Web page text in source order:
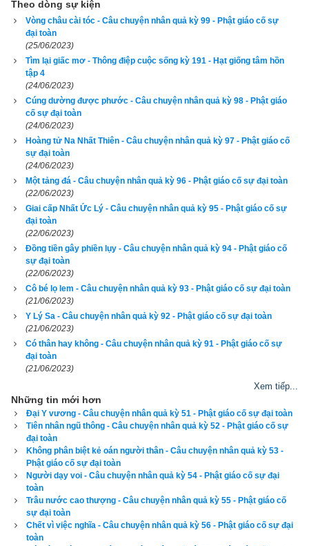
tàm quý, hối hận. Nhờ một niệm thiện tâm hối cải ấy nên các
khổ báo bi thảm của địa ngục đã kết thúc mau lẹ.
Tuy bỏ được cái khổ địa ngục, nhưng con phải sinh ra làm
một người thấp lùn, xấu xí, ai thấy cũng ghét bỏ, xa lánh, thậm
chí còn không tiếc lời chửi rủa. Con phải mang thân xấu xí
như thế qua mấy kiếp mới xả bỏ được.
Rồi trong một kiếp sau đó, may mắn gặp lúc đức Như Lai Ca
Diếp ra đời, nhưng tuy con đã thoát được thân người xấu xí
khó coi, lại phải sinh làm thân quạ. Trong các loài chim thì quạ
là giống chim thường bị người ta ghét bỏ nhất, vì tiếng kêu
của nó rất khó nghe, lại còn có rất nhiều người mê tín cho
rằng chỗ nào có quạ tới thì chỗ ấy sẽ có chuyện không lành
xảy ra. Vì thế, hễ thấy con là người ta phỉ nhổ, rủa mắng, bay
đi tới đâu con cũng bị đối xử tàn nhẫn như thế.
Tuy vậy, nhờ lúc đang chịu khổ báo trong địa ngục con đã có
căn lành phát khởi một niệm hối cải, biết được lỗi lầm của
mình trong quá khứ, nên mỗi ngày con đều ngừng lại ở con
đường có Như Lai đi qua, bay lượn ở giữa các lùm cây, từ xa
ngóng nhìn Như Lai và chúng đệ tử rất đông của Ngài. Ngài
bay theo ở phía sau nghe Phật pháp, và còn hướng dẫn cho
các loài chim khác lễ bái Như Lai nữa. Với sự tinh cần đó, con
nguyện cầu Như Lai từ bi cho phép con sám hối.
Không lâu sau, nương nhờ sức từ bi của Như Lai, con thoát
được thân quạ, lại sinh vào loài người. Trong kiếp này con
không đọa lạc nữa vì đã gặp được bậc Tôn sư Chính giác Vô
thượng là đức Phật Thích-ca Mâu-ni, xuất gia học đạo, chứng
quả A-la-hán.
Theo dòng sự kiện
Vòng châu cài tóc - Câu chuyện nhân quả kỳ 99 - Phật giáo cố sự
đại toàn
(25/06/2023)
Tìm lại giấc mơ - Thông điệp cuộc sống kỳ 191 - Hạt giống tâm hồn
tập 4
(24/06/2023)
Cúng dường được phước - Câu chuyện nhân quả kỳ 98 - Phật giáo
cố sự đại toàn
(24/06/2023)
Hoàng tử Na Nhất Thiên - Câu chuyện nhân quả kỳ 97 - Phật giáo cố
sự đại toàn
(24/06/2023)
Một tảng đá - Câu chuyện nhân quả kỳ 96 - Phật giáo cố sự đại toàn
(22/06/2023)
Giai cấp Nhất Ức Lý - Câu chuyện nhân quả kỳ 95 - Phật giáo cố sự
đại toàn
(22/06/2023)
Đồng tiền gây phiền lụy - Câu chuyện nhân quả kỳ 94 - Phật giáo cố
sự đại toàn
(22/06/2023)
Cô bé lọ lem - Câu chuyện nhân quả kỳ 93 - Phật giáo cố sự đại toàn
(21/06/2023)
Y Lý Sa - Câu chuyện nhân quả kỳ 92 - Phật giáo cố sự đại toàn
(21/06/2023)
Có thân hay không - Câu chuyện nhân quả kỳ 91 - Phật giáo cố sự
đại toàn
(21/06/2023)
Xem tiếp...
Những tin mới hơn
Đại Y vương - Câu chuyện nhân quả kỳ 51 - Phật giáo cố sự đại toàn
Tiên nhân ngũ thông - Câu chuyện nhân quả kỳ 52 - Phật giáo cố sự
đại toàn
Không phân biệt kẻ oán người thân - Câu chuyện nhân quả kỳ 53 -
Phật giáo cố sự đại toàn
Người dạy voi - Câu chuyện nhân quả kỳ 54 - Phật giáo cố sự đại
toàn
Trâu nước cao thượng - Câu chuyện nhân quả kỳ 55 - Phật giáo cố
sự đại toàn
Chết vì việc nghĩa - Câu chuyện nhân quả kỳ 56 - Phật giáo cố sự đại
toàn